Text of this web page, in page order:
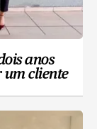
anos
um cliente